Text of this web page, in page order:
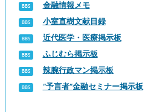
金融情報メモ
小室直樹文献目録
近代医学・医療掲示板
ふじむら掲示板
辣腕行政マン掲示板
“予言者”金融セミナー掲示板